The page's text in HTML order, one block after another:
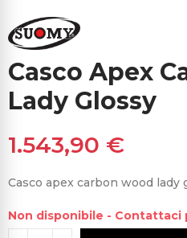
Casco Apex
Lady Glossy
1.543,90 €
Casco apex carbon wood lady
Non disponibile - Contattaci